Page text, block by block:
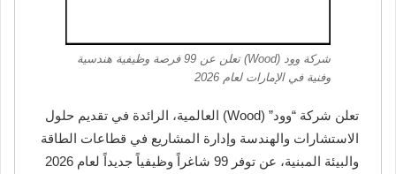
شركة وود (Wood) تعلن عن 99 فرصة وظيفية هندسية
وفنية في الإمارات لعام 2026
تعلن شركة “وود” (Wood) العالمية، الرائدة في تقديم حلول
الاستشارات والهندسة وإدارة المشاريع في قطاعات الطاقة
والبيئة المبنية، عن توفر 99 شاغراً وظيفياً جديداً لعام 2026